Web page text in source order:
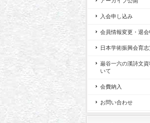
入会申し込み
会員情報変更・退会
日本学術振興会育
巌谷一六の漢詩文
いて
会費納入
お問い合わせ